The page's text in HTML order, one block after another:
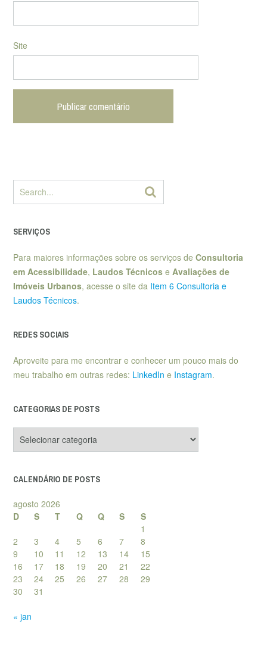
Site
SERVIÇOS
Para maiores informações sobre os serviços de Consultoria
em Acessibilidade, Laudos Técnicos e Avaliações de
Imóveis Urbanos, acesse o site da Item 6 Consultoria e
Laudos Técnicos.
REDES SOCIAIS
Aproveite para me encontrar e conhecer um pouco mais do
meu trabalho em outras redes: LinkedIn e Instagram.
CATEGORIAS DE POSTS
de
CALENDÁRIO DE POSTS
agosto 2026
D
S T Q Q S
S
1
2
3 4 5 6 7
8
9
10 11 12 13 14
15
16
17 18 19 20 21
22
23
24 25 26 27 28
29
30
31
« jan